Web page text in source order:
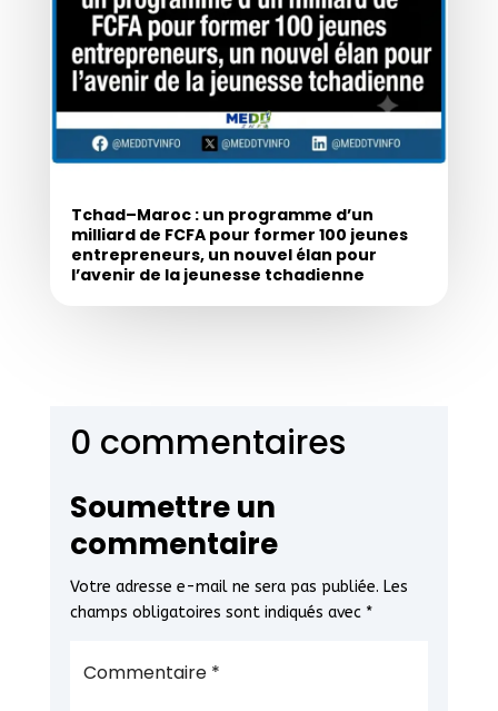
Tchad–Maroc : un programme d’un
milliard de FCFA pour former 100 jeunes
entrepreneurs, un nouvel élan pour
l’avenir de la jeunesse tchadienne
0 commentaires
Soumettre un
commentaire
Votre adresse e-mail ne sera pas publiée. Les
champs obligatoires sont indiqués avec *